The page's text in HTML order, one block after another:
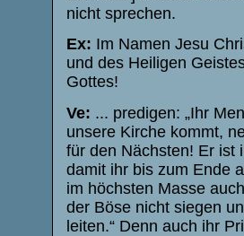
nicht sprechen.
Ex: Im Namen Jesu
und des Heiligen
Gottes!
Ve: ... predigen: „Ihr
unsere Kirche kommt,
für den Nächsten! Er ist
damit ihr bis zum Ende
im höchsten Masse
der Böse nicht siegen
leiten.“ Denn auch ihr